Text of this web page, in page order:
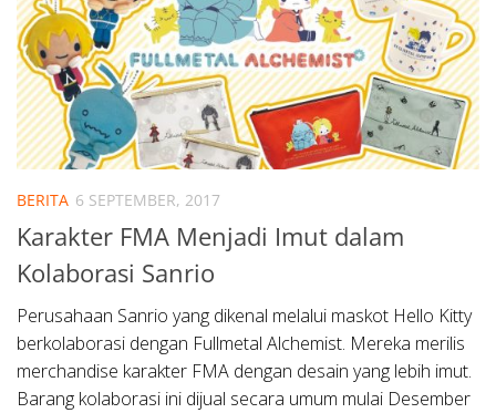
BERITA 6 SEPTEMBER, 2017
Karakter FMA Menjadi Imut dalam
Kolaborasi Sanrio
Perusahaan Sanrio yang dikenal melalui maskot Hello Kitty
berkolaborasi dengan Fullmetal Alchemist. Mereka merilis
merchandise karakter FMA dengan desain yang lebih imut.
Barang kolaborasi ini dijual secara umum mulai Desember